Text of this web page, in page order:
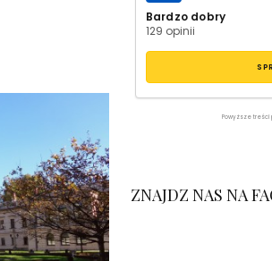
Bardzo dobry
129 opinii
Powyższe treści
ZNAJDZ NAS NA